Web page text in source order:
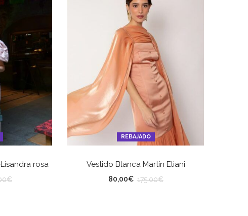
rosa
€
REBAJADO
Vestido Blanca Martín Eliani
80,00€ 175,00€